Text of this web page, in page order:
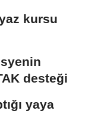
kursu
desteği
yaya